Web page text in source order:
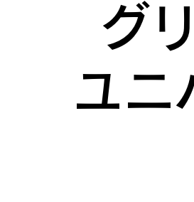
グ
ユニ